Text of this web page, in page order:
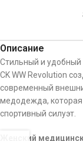
Описание
Стильный и
CK WW Revolution
современный
медодежда, которая
спортивный силуэт.
Женский